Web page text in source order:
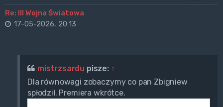
Re: III Wojna Światowa
17-05-2026, 20:13
mistrzsardu pisze: ↑
Dla równowagi zobaczymy co pan Zbigniew
spłodził. Premiera wkrótce.